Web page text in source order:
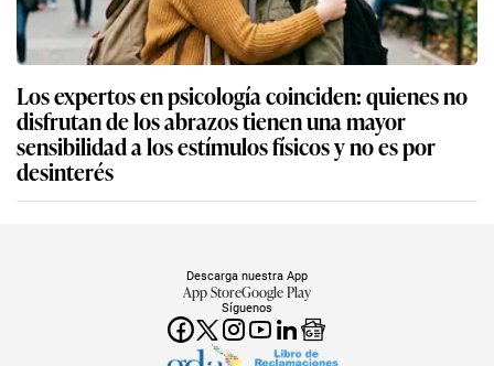
Los expertos en psicología coinciden: quienes no
disfrutan de los abrazos tienen una mayor
sensibilidad a los estímulos físicos y no es por
desinterés
Síguenos
Descarga nuestra App
App StoreGoogle Play